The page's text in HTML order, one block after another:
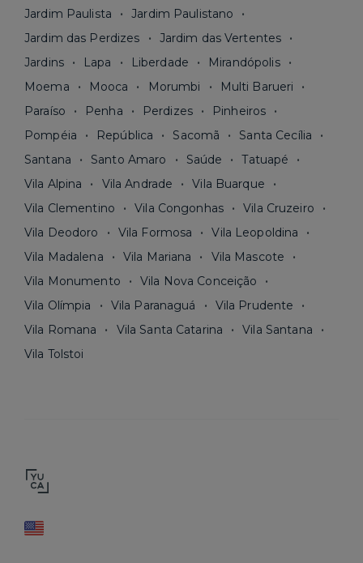
Jardim Paulista
Jardim Paulistano
Jardim das Perdizes
Jardim das Vertentes
Jardins
Lapa Liberdade
Mirandópolis
Moema
Mooca Morumbi
Multi Barueri
Paraíso
Penha Perdizes
Pinheiros
Pompéia
República Sacomã
Santa Cecília
Santana
Santo Amaro Saúde
Tatuapé
Vila Alpina
Vila Andrade
Vila Buarque
Vila Clementino
Vila Congonhas
Vila Cruzeiro
Vila Deodoro
Vila Formosa
Vila Leopoldina
Vila Madalena
Vila Mariana
Vila Mascote
Vila Monumento
Vila Nova Conceição
Vila Olímpia
Vila Paranaguá
Vila Prudente
Vila Romana
Vila Santa Catarina
Vila Santana
Vila Tolstoi